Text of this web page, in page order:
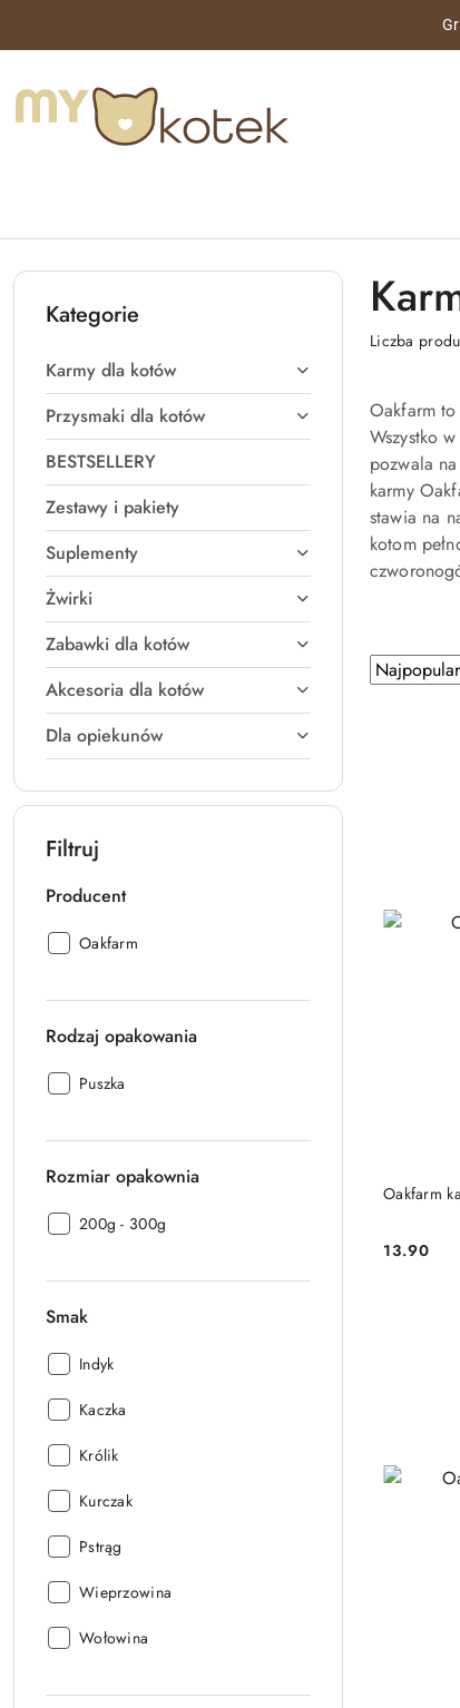
Kategorie
Karmy dla kotów
Przysmaki dla kotów
BESTSELLERY
Zestawy i pakiety
Suplementy
Żwirki
Zabawki dla kotów
Akcesoria dla kotów
Dla opiekunów
Filtruj
Producent
Producent:
Oakfarm
Rodzaj opakowania
Rodzaj
Puszka
Rozmiar opakownia
Rozmiar
200g - 300g
Smak
Smak:
Indyk
Smak:
Kaczka
Smak:
Królik
Smak:
Kurczak
Smak:
Pstrąg
Smak:
Wieprzowina
Smak:
Wołowina
Liczba
Oakfarm
Wszystko
pozwala
karmy
stawia na
kotom
sortowanie:
Sortuj
według
Oakfarm
Cena:
13.90